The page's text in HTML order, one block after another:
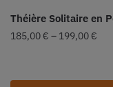
Théière Solitaire en
185,00 € – 199,00 €